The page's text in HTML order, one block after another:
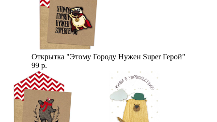
Открытка "Этому Городу Нужен Super Герой"
99 р.